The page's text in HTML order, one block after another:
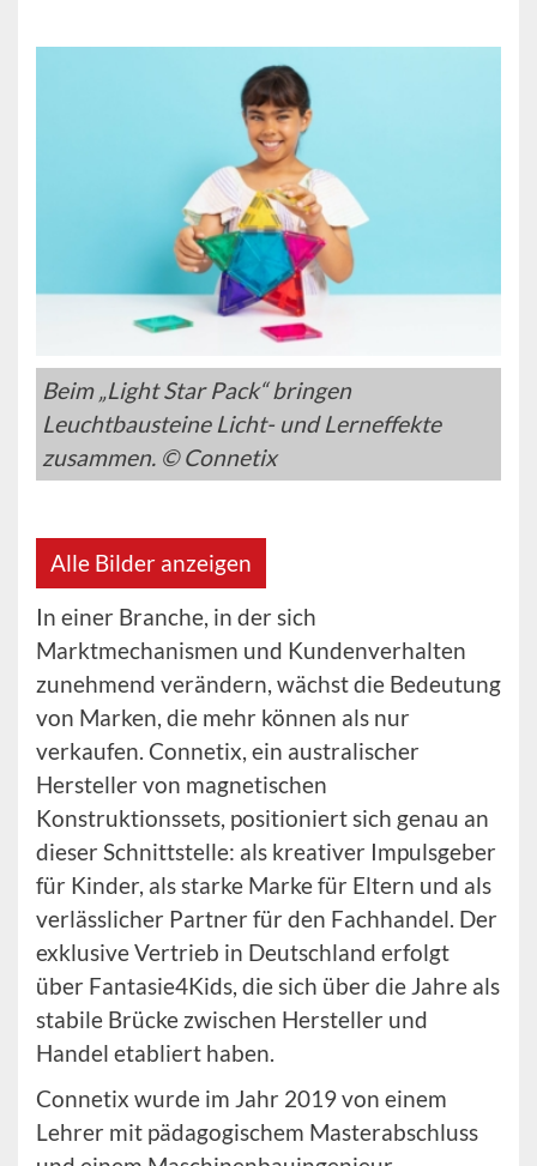
Beim „Light Star Pack“ bringen
Leuchtbausteine Licht- und Lerneffekte
zusammen. © Connetix
Alle Bilder anzeigen
In einer Branche, in der sich
Marktmechanismen und Kundenverhalten
zunehmend verändern, wächst die Bedeutung
von Marken, die mehr können als nur
verkaufen. Connetix, ein australischer
Hersteller von magnetischen
Konstruktionssets, positioniert sich genau an
dieser Schnittstelle: als kreativer Impulsgeber
für Kinder, als starke Marke für Eltern und als
verlässlicher Partner für den Fachhandel. Der
exklusive Vertrieb in Deutschland erfolgt
über Fantasie4Kids, die sich über die Jahre als
stabile Brücke zwischen Hersteller und
Handel etabliert haben.
Connetix wurde im Jahr 2019 von einem
Lehrer mit pädagogischem Masterabschluss